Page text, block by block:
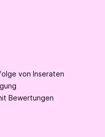
von Inseraten
Bewertungen